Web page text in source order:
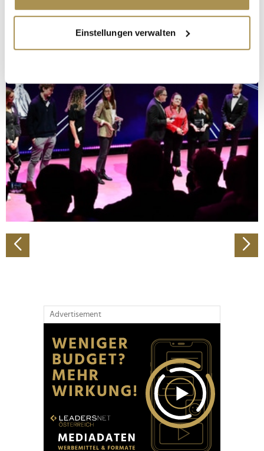
Informationen über Ihre geografische Lage
erfassen, welche bis auf einige Meter genau sein
bestimmten Merkmalen (Fingerprinting) identifizieren
Erfahren Sie mehr darüber, wie Ihre persönlichen Daten
verarbeitet werden, und legen Sie Ihre Präferenzen im
Abschnitt Einzelheitenfest.
Wir verwenden Cookies, um Inhalte und Anzeigen zu
personalisieren, Funktionen für soziale Medien anbieten
zu können und die Zugriffe auf unsere Website zu
analysieren. Außerdem geben wir Informationen zu Ihrer
Verwendung unserer Website an unsere Partner für
soziale Medien, Werbung und Analysen weiter. Unsere
Partner führen diese Informationen möglicherweise mit
Einstellungen verwalten
Advertisement